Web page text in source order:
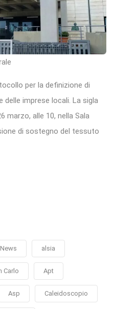
per la definizione di
imprese locali. La sigla
marzo, alle 10, nella Sala
di sostegno del tessuto
alsia
Carlo Apt
Asp Caleidoscopio